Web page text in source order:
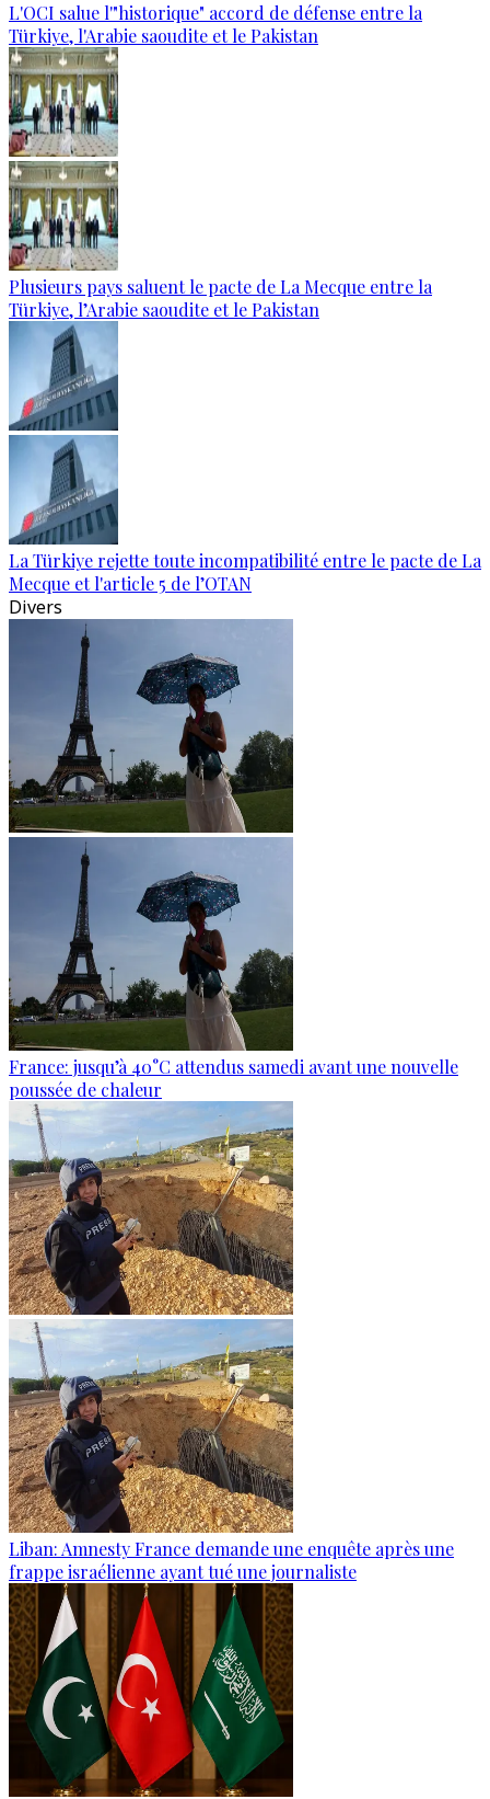
L'OCI salue l'"historique" accord de défense entre la
Türkiye, l'Arabie saoudite et le Pakistan
Plusieurs pays saluent le pacte de La Mecque entre la
Türkiye, l’Arabie saoudite et le Pakistan
La Türkiye rejette toute incompatibilité entre le pacte de La
Mecque et l'article 5 de l’OTAN
Divers
France: jusqu’à 40°C attendus samedi avant une nouvelle
poussée de chaleur
Liban: Amnesty France demande une enquête après une
frappe israélienne ayant tué une journaliste